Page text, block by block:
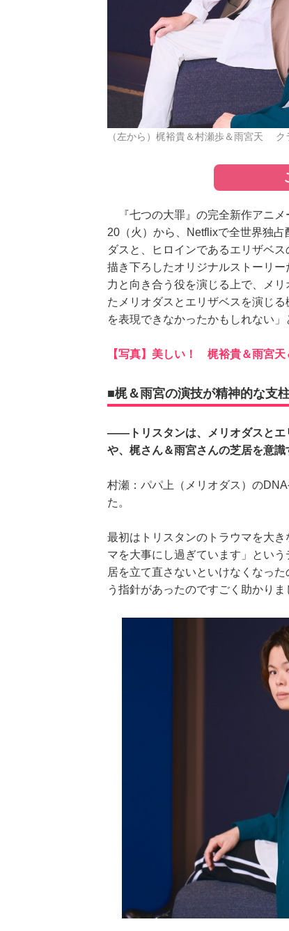
（左から）梶裕貴＆村瀬歩＆雨宮天
『七つの大罪』の完全新作アニメ
20（火）から、Netflixで全世界独
ダスと、ヒロインであるエリザベ
描き下ろしたオリジナルストーリ
力と向き合う役を演じる上で、メ
たメリオダスとエリザベスを演じ
を表現できなかったかもしれない
【写真】美しい！ 梶裕貴＆雨宮天
■梶＆雨宮の演技が精神的な支
――トリスタンは、メリオダスとエ
や、梶さん＆雨宮さんの芝居を意
村瀬：パパ上（メリオダス）の
た。
最初はトリスタンのトラウマを大
マを大事にし過ぎています」とい
居を立て直さないといけなくなっ
う指針があったのですごく助かりま